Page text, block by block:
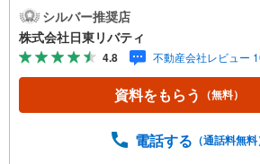
に載っていない物件もご紹介でき
ん廿日市から呉・東広島まで6000
「実際に自分自身が住む家を見て
では分かり難い物件の長所や短所を
す。お気軽にお問い合わせ下さい
ライン案内も可能です。お気軽に
くのお客様に信頼と信用を頂き、
シルバー推奨店
株式会社日東リバティ
4.8 不動産会社レビュー
資料をもらう （無料）
電話する （通話料無料